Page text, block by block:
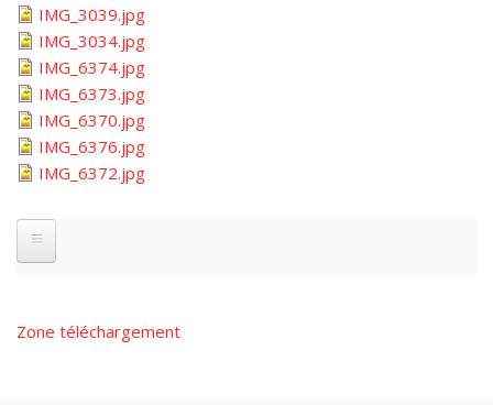
IMG_3039.jpg
IMG_3034.jpg
IMG_6374.jpg
IMG_6373.jpg
IMG_6370.jpg
IMG_6376.jpg
IMG_6372.jpg
Zone téléchargement